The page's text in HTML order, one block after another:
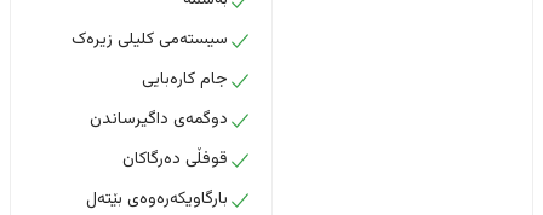
سیستەمی کلیلی زیرەک
جام کارەبایی
دوگمەی داگیرساندن
قوفڵی دەرگاکان
بارگاویکەرەوەی بێتەل